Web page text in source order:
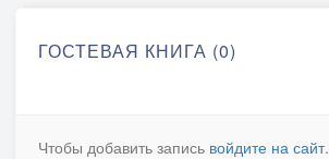
ГОСТЕВАЯ КНИГА (0)
Чтобы добавить запись войдите на сайт.